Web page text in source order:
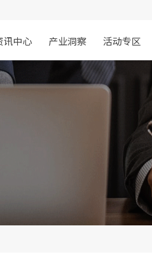
讯中心 产业洞察 活动专区